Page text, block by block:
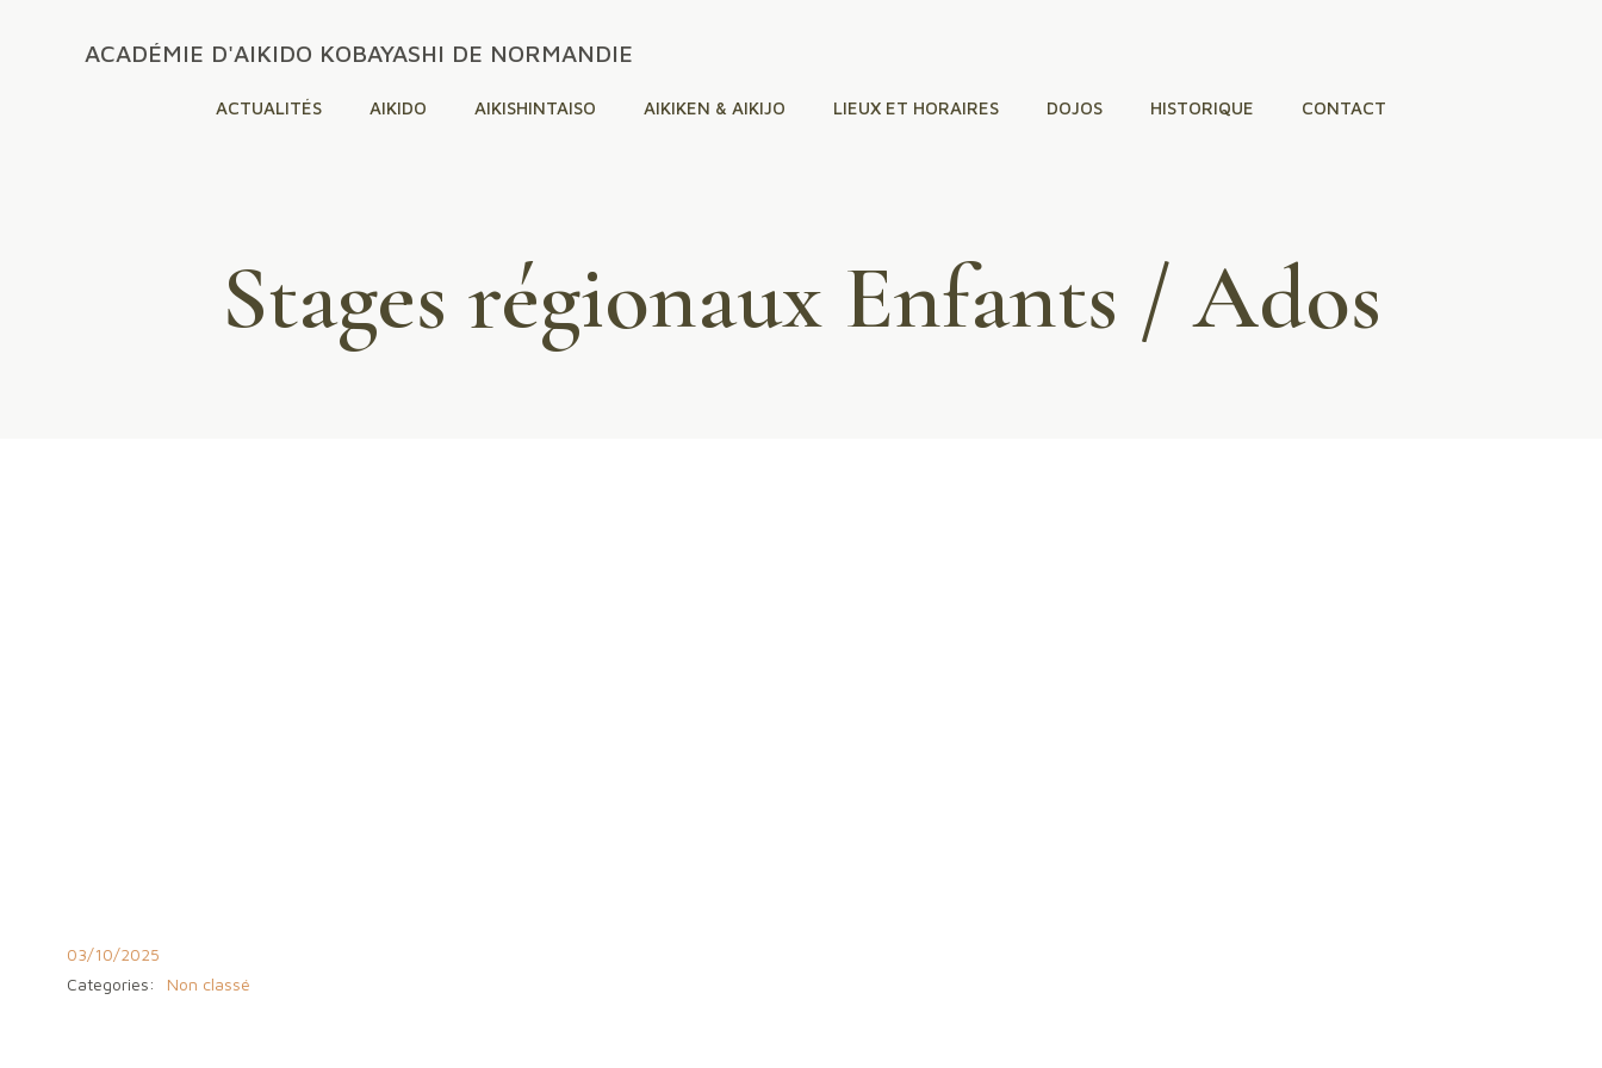
ACADÉMIE D'AIKIDO KOBAYASHI DE NORMANDIE
ACTUALITÉS AIKIDO AIKISHINTAISO AIKIKEN & AIKIJO LIEUX ET HORAIRES DOJOS HISTORIQUE CONTACT
Stages régionaux Enfants / Ados
03/10/2025
Categories:
Non classé